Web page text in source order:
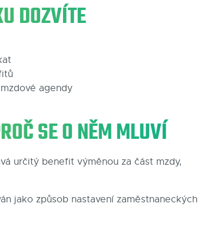
DOZVÍTE
agendy
SE O NĚM MLUVÍ
určitý benefit výměnou za část mzdy,
jako způsob nastavení zaměstnaneckých